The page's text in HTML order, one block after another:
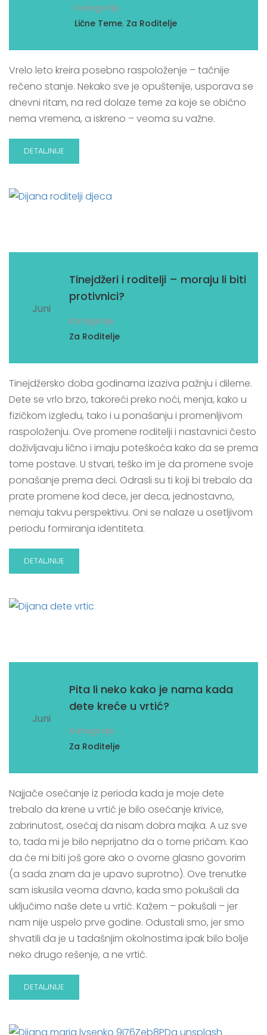
Kategorije
Lične Teme, Za Roditelje
Vrelo leto kreira posebno raspoloženje – tačnije
rečeno stanje. Nekako sve je opuštenije, usporava se
dnevni ritam, na red dolaze teme za koje se obično
nema vremena, a iskreno – veoma su važne.
DETALJNIJE
Juni
Tinejdžeri i roditelji – moraju li biti
protivnici?
Kategorije
Za Roditelje
Tinejdžersko doba godinama izaziva pažnju i dileme.
Dete se vrlo brzo, takoreći preko noći, menja, kako u
fizičkom izgledu, tako i u ponašanju i promenljivom
raspoloženju. Ove promene roditelji i nastavnici često
doživljavaju lično i imaju poteškoća kako da se prema
tome postave. U stvari, teško im je da promene svoje
ponašanje prema deci. Odrasli su ti koji bi trebalo da
prate promene kod dece, jer deca, jednostavno,
nemaju takvu perspektivu. Oni se nalaze u osetljivom
periodu formiranja identiteta.
DETALJNIJE
Juni
Pita li neko kako je nama kada
dete kreće u vrtić?
Kategorije
Za Roditelje
Najjače osećanje iz perioda kada je moje dete
trebalo da krene u vrtić je bilo osećanje krivice,
zabrinutost, osećaj da nisam dobra majka. A uz sve
to, tada mi je bilo neprijatno da o tome pričam. Kao
da će mi biti još gore ako o ovome glasno govorim
(a sada znam da je upavo suprotno). Ove trenutke
sam iskusila veoma davno, kada smo pokušali da
uključimo naše dete u vrtić. Kažem – pokušali – jer
nam nije uspelo prve godine. Odustali smo, jer smo
shvatili da je u tadašnjim okolnostima ipak bilo bolje
neko drugo rešenje, a ne vrtić.
DETALJNIJE